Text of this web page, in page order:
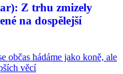
Z trhu zmizely
na dospělejší